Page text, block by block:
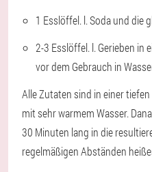
1 Esslöffel. l. Soda und die
2-3 Esslöffel. l. Gerieben in
vor dem Gebrauch in
Alle Zutaten sind in einer
mit sehr warmem Wasser.
30 Minuten lang in die
regelmäßigen Abständen